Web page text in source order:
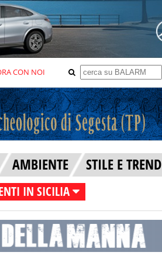
CON NOI
AMBIENTE STILE E TREND
IN SICILIA